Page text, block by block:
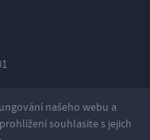
s. r. o.
našeho webu a
souhlasíte s jejich